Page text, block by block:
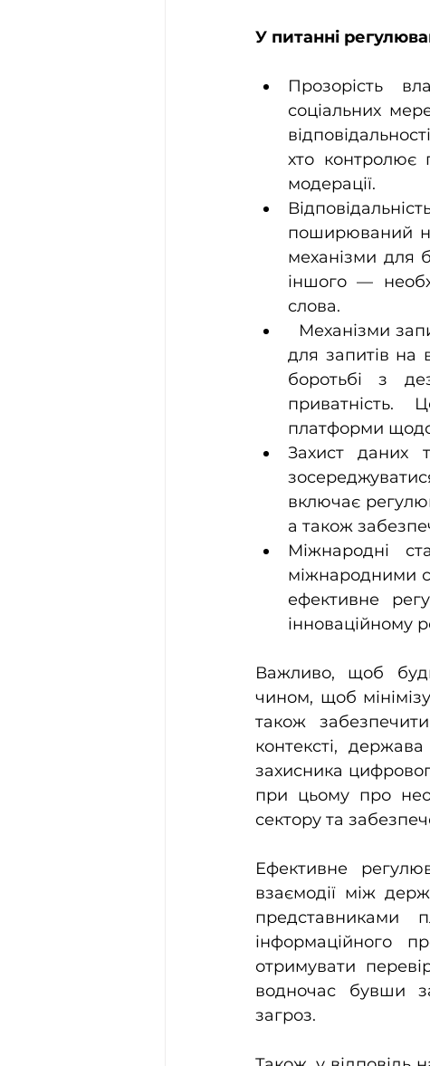
У питанні
Прозорість
соціальних
хто контролює
модерації.
поширюваний
механізми для
іншого —
слова.
Механізми
для запитів на
боротьбі з
приватність.
платформи
Захист даних
включає
а також
Міжнародні
міжнародними
ефективне
інноваційному
Важливо, щоб
чином, щоб
також
контексті,
захисника
при цьому про
сектору та
Ефективне
взаємодії між
представниками
інформаційного
отримувати
водночас бувши
загроз.